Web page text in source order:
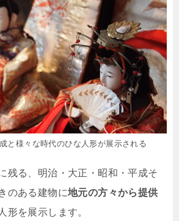
と様々な時代のひな人形が展示される
残る、明治・大正・昭和・平成そ
のある建物に地元の方々から提供
形を展示します。